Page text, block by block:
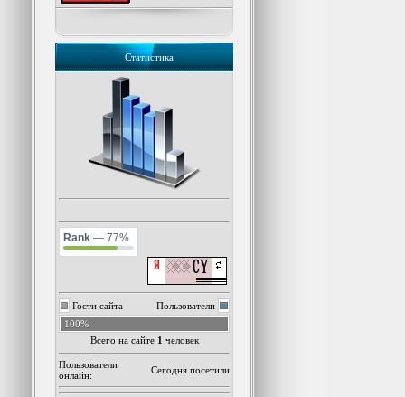
Статистика
Rank — 77%
Гости сайта
Пользователи
100%
Всего на сайте 1 человек
Пользователи
онлайн:
Сегодня посетили